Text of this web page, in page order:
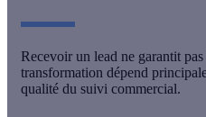
Recevoir un lead ne garantit
transformation dépend
qualité du suivi commercial.